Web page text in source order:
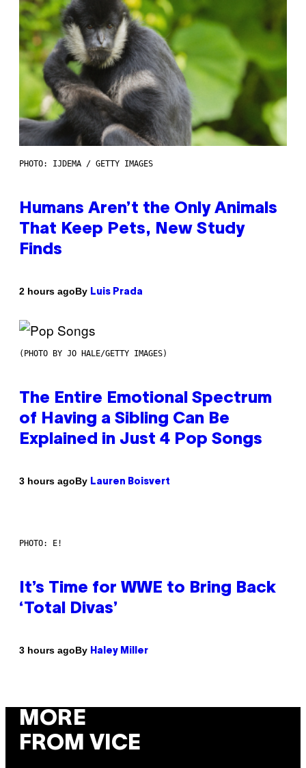
PHOTO: IJDEMA / GETTY IMAGES
Humans Aren’t the Only Animals
That Keep Pets, New Study
Finds
2 hours agoBy Luis Prada
(PHOTO BY JO HALE/GETTY IMAGES)
The Entire Emotional Spectrum
of Having a Sibling Can Be
Explained in Just 4 Pop Songs
3 hours agoBy Lauren Boisvert
PHOTO: E!
It’s Time for WWE to Bring Back
‘Total Divas’
3 hours agoBy Haley Miller
MORE
FROM VICE